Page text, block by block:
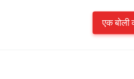
एक बोली